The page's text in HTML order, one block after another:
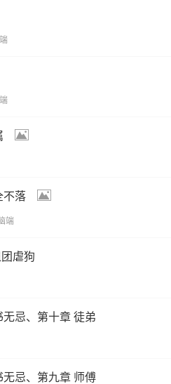
不落
端
虐狗
无忌、第十章 徒弟
无忌、第九章 师傅